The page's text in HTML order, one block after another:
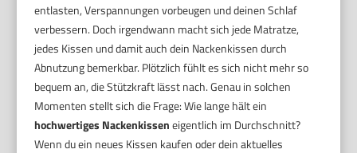
entlasten, Verspannungen vorbeugen und deinen Schlaf
verbessern. Doch irgendwann macht sich jede Matratze,
jedes Kissen und damit auch dein Nackenkissen durch
Abnutzung bemerkbar. Plötzlich fühlt es sich nicht mehr so
bequem an, die Stützkraft lässt nach. Genau in solchen
Momenten stellt sich die Frage: Wie lange hält ein
hochwertiges Nackenkisseneigentlich im Durchschnitt?
Wenn du ein neues Kissen kaufen oder dein aktuelles